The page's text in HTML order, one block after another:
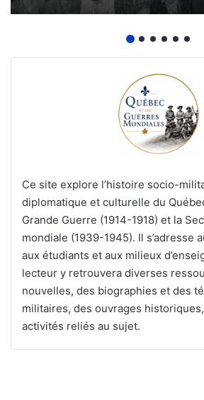
Ce site explore l’histoire socio-
diplomatique et culturelle du
Grande Guerre (1914-1918) et la
mondiale (1939-1945). Il s’adresse
aux étudiants et aux milieux
lecteur y retrouvera diverses
nouvelles, des biographies et des
militaires, des ouvrages
activités reliés au sujet.